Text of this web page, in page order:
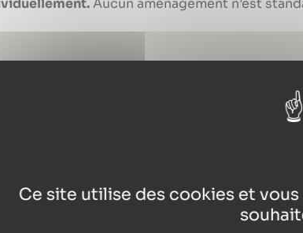
Ce site utilise des cookies et
à l’insertion
on est porteur d’un handicap ou d’un
: